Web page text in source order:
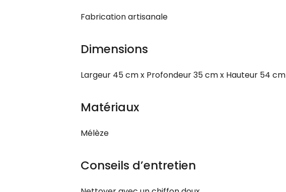
Fabrication artisanale
Dimensions
Largeur 45 cm x Profondeur 35 cm x Hauteur 54 cm
Matériaux
Mélèze
Conseils d’entretien